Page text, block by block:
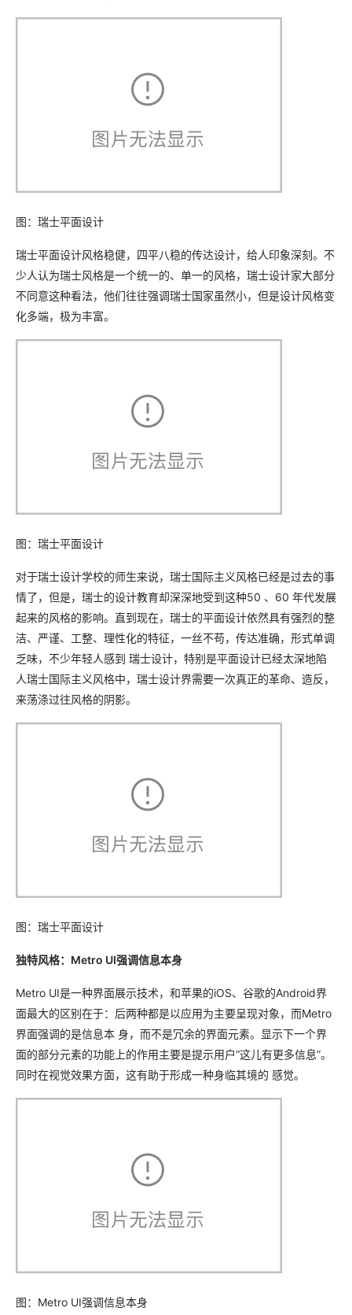
图：瑞士平面设计
瑞士平面设计风格稳健，四平八稳的传达设计，给人印象深刻。不
少人认为瑞士风格是一个统一的、单一的风格，瑞士设计家大部分
不同意这种看法，他们往往强调瑞士国家虽然小，但是设计风格变
化多端，极为丰富。
图：瑞士平面设计
对于瑞士设计学校的师生来说，瑞士国际主义风格已经是过去的事
情了，但是，瑞士的设计教育却深深地受到这种50 、60 年代发展
起来的风格的影响。直到现在，瑞士的平面设计依然具有强烈的整
洁、严谨、工整、理性化的特征，一丝不苟，传达准确，形式单调
乏味，不少年轻人感到 瑞士设计，特别是平面设计已经太深地陷
人瑞士国际主义风格中，瑞士设计界需要一次真正的革命、造反，
来荡涤过往风格的阴影。
图：瑞士平面设计
独特风格：Metro UI强调信息本身
Metro UI是一种界面展示技术，和苹果的iOS、谷歌的Android界
面最大的区别在于：后两种都是以应用为主要呈现对象，而Metro
界面强调的是信息本 身，而不是冗余的界面元素。显示下一个界
面的部分元素的功能上的作用主要是提示用户“这儿有更多信息”。
同时在视觉效果方面，这有助于形成一种身临其境的 感觉。
图：Metro UI强调信息本身